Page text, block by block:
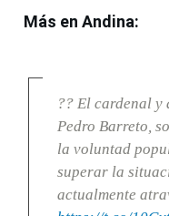
Más en Andina:
?? El cardenal y
Pedro Barreto,
la voluntad
superar la
actualmente